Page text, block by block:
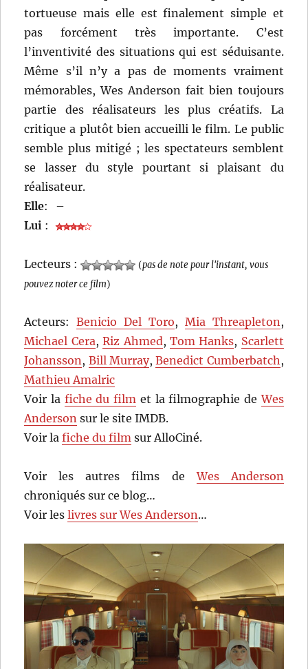
tortueuse mais elle est finalement simple et
pas forcément très importante. C’est
l’inventivité des situations qui est séduisante.
Même s’il n’y a pas de moments vraiment
mémorables, Wes Anderson fait bien toujours
partie des réalisateurs les plus créatifs. La
critique a plutôt bien accueilli le film. Le public
semble plus mitigé ; les spectateurs semblent
se lasser du style pourtant si plaisant du
réalisateur.
Elle:
–
Lui :
Lecteurs : (pas de note pour l'instant, vous
pouvez noter ce film)
Acteurs:Benicio Del Toro, Mia Threapleton,
Michael Cera,Riz Ahmed, Tom Hanks, Scarlett
Johansson, Bill Murray,Benedict Cumberbatch,
Mathieu Amalric
Voir la fiche du film et la filmographie deWes
Anderson sur le site IMDB.
Voir lafiche du film sur AlloCiné.
Voir les autres films deWes Anderson
chroniqués sur ce blog…
Voir leslivres sur Wes Anderson…